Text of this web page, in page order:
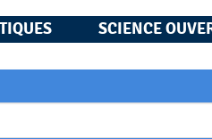
SCIENCE